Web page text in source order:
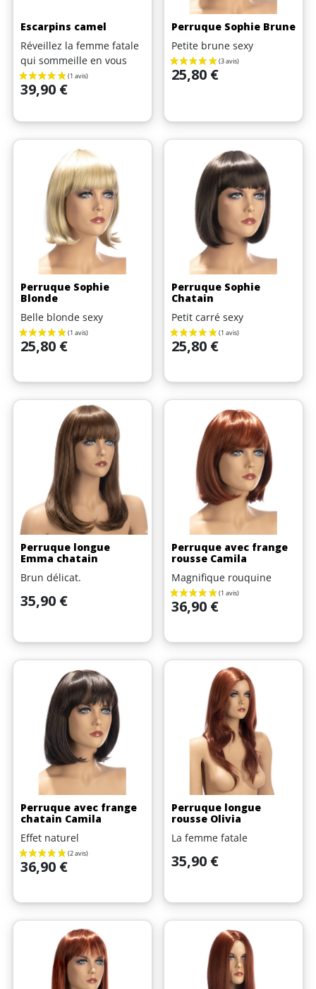
Escarpins camel
Réveillez la femme fatale
qui sommeille en vous
Prix
39,90 €
Perruque Sophie Brune
Petite brune sexy
Prix
25,80 €
Perruque Sophie
Blonde
Belle blonde sexy
Prix
25,80 €
Perruque Sophie
Chatain
Petit carré sexy
Prix
25,80 €
Perruque longue
Emma chatain
Brun délicat.
Prix
35,90 €
Perruque avec frange
rousse Camila
Magnifique rouquine
Prix
36,90 €
Perruque avec frange
chatain Camila
Effet naturel
Prix
36,90 €
Perruque longue
rousse Olivia
La femme fatale
Prix
35,90 €